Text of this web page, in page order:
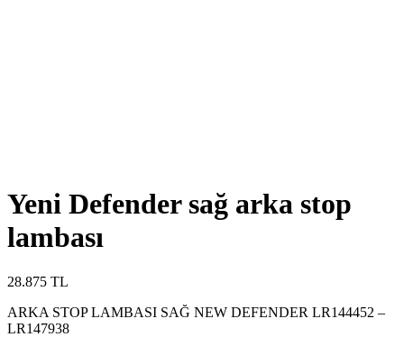
Yeni Defender sağ arka stop
lambası
28.875 TL
ARKA STOP LAMBASI SAĞ NEW DEFENDER LR144452 –
LR147938